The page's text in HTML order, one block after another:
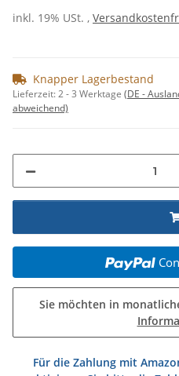
inkl. 19% USt. ,
Knapper Lagerbestand
Lieferzeit:2 - 3 Werktage (DE -
abweichend)
Sie möchten in
Für die Zahlung mit